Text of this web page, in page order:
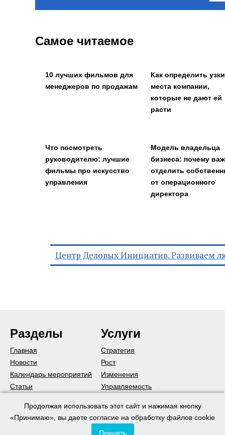
Самое читаемое
10 лучших фильмов для
менеджеров по продажам
Как определить
места компании,
которые не дают ей
расти
Что посмотреть
руководителю: лучшие
фильмы про искусство
управления
Модель владельца
бизнеса: почему
отделить
от операционного
директора
Центр Деловых Инициатив. Развиваем
Разделы Услуги
Главная
Новости
Календарь мероприятий
Статьи
Стратегия
Рост
Изменения
Управляемость
Коммуникации
Постановка менеджмента
Продолжая использовать этот сайт и нажимая кнопку
«Принимаю», вы даете согласие на обработку файлов cookie
Принять